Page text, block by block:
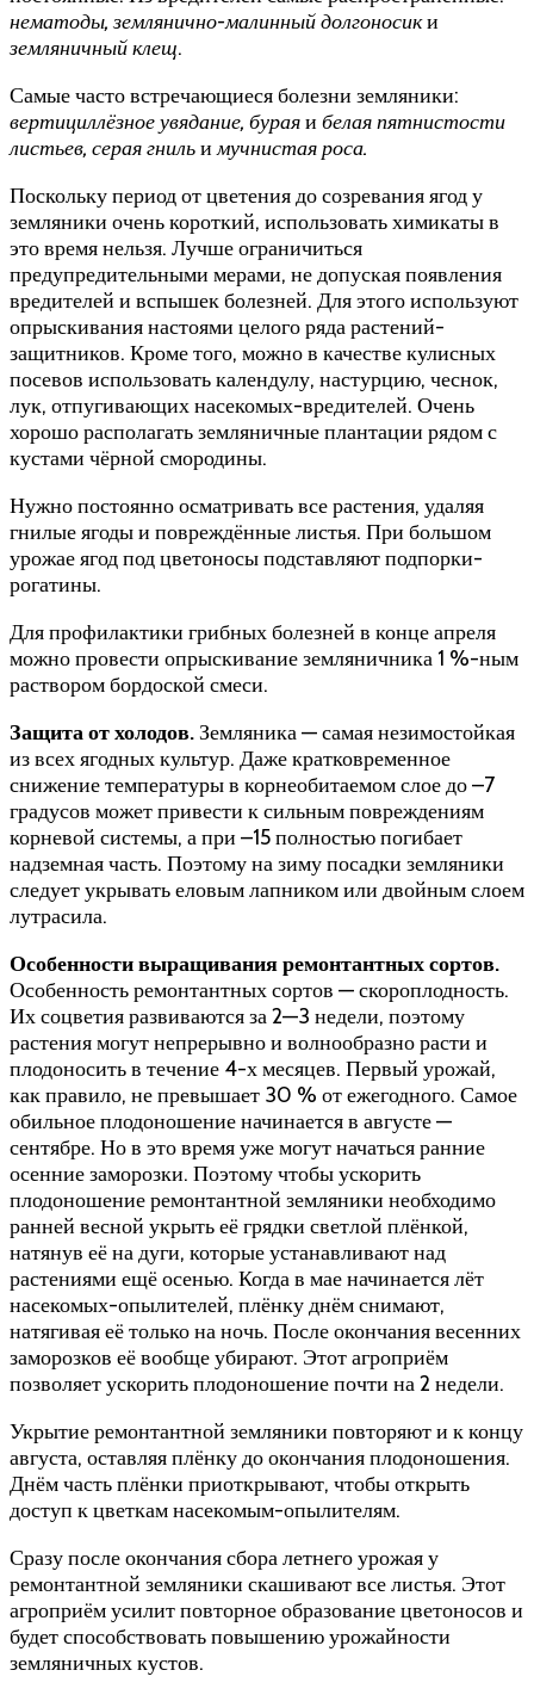
нематоды, землянично-малинный долгоносики
земляничный клещ.
Самые часто встречающиеся болезни земляники:
вертициллёзное увядание, бураяи белая пятнистости
листьев, серая гнильимучнистая роса.
Поскольку период от цветения до созревания ягод у
земляники очень короткий, использовать химикаты в
это время нельзя. Лучше ограничиться
предупредительными мерами, не допуская появления
вредителей и вспышек болезней. Для этого используют
опрыскивания настоями целого ряда растений-
защитников. Кроме того, можно в качестве кулисных
посевов использовать календулу, настурцию, чеснок,
лук, отпугивающих насекомых-вредителей. Очень
хорошо располагать земляничные плантации рядом с
кустами чёрной смородины.
Нужно постоянно осматривать все растения, удаляя
гнилые ягоды и повреждённые листья. При большом
урожае ягод под цветоносы подставляют подпорки-
рогатины.
Для профилактики грибных болезней в конце апреля
можно провести опрыскивание земляничника 1 %-ным
раствором бордоской смеси.
Защита от холодов.Земляника — самая незимостойкая
из всех ягодных культур. Даже кратковременное
снижение температуры в корнеобитаемом слое до –7
градусов может привести к сильным повреждениям
корневой системы, а при –15 полностью погибает
надземная часть. Поэтому на зиму посадки земляники
следует укрывать еловым лапником или двойным слоем
лутрасила.
Особенности выращивания ремонтантных сортов.
Особенность ремонтантных сортов — скороплодность.
Их соцветия развиваются за 2—3 недели, поэтому
растения могут непрерывно и волнообразно расти и
плодоносить в течение 4-х месяцев. Первый урожай,
как правило, не превышает 30 % от ежегодного. Самое
обильное плодоношение начинается в августе —
сентябре. Но в это время уже могут начаться ранние
осенние заморозки. Поэтому чтобы ускорить
плодоношение ремонтантной земляники необходимо
ранней весной укрыть её грядки светлой плёнкой,
натянув её на дуги, которые устанавливают над
растениями ещё осенью. Когда в мае начинается лёт
насекомых-опылителей, плёнку днём снимают,
натягивая её только на ночь. После окончания весенних
заморозков её вообще убирают. Этот агроприём
позволяет ускорить плодоношение почти на 2 недели.
Укрытие ремонтантной земляники повторяют и к концу
августа, оставляя плёнку до окончания плодоношения.
Днём часть плёнки приоткрывают, чтобы открыть
доступ к цветкам насекомым-опылителям.
Сразу после окончания сбора летнего урожая у
ремонтантной земляники скашивают все листья. Этот
агроприём усилит повторное образование цветоносов и
будет способствовать повышению урожайности
земляничных кустов.